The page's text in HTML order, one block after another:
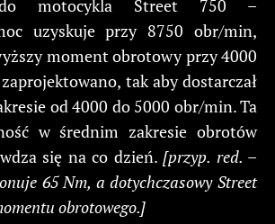
do motocykla Street 750 –
uzyskuje przy 8750 obr/min,
moment obrotowy przy 4000
tak aby dostarczał
od 4000 do 5000 obr/min. Ta
w średnim zakresie obrotów
się na co dzień. [przyp. red. –
65 Nm, a dotychczasowy Street
obrotowego.]